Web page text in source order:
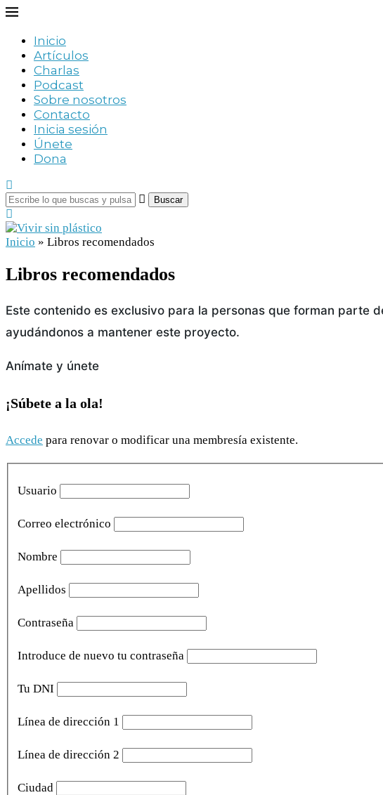
Inicio
Artículos
Charlas
Podcast
Sobre nosotros
Contacto
Inicia sesión
Únete
Dona
Buscar
Inicio » Libros recomendados
Libros recomendados
Este contenido es exclusivo para la personas que forman parte
ayudándonos a mantener este proyecto.
Anímate y únete
¡Súbete a la ola!
Accede para renovar o modificar una membresía existente.
Usuario
Correo electrónico
Nombre
Apellidos
Contraseña
Introduce de nuevo tu contraseña
Tu DNI
Línea de dirección 1
Línea de dirección 2
Ciudad